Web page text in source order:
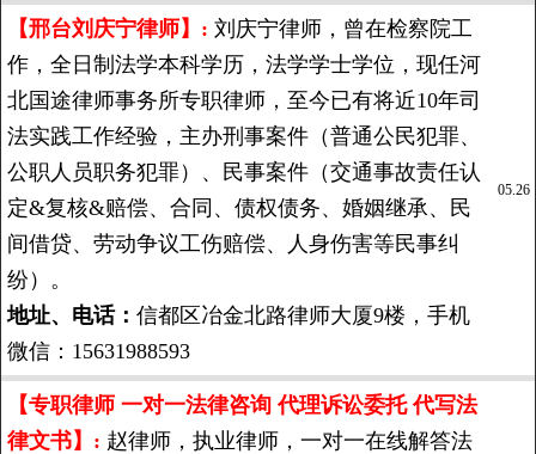
【邢台刘庆宁律师】: 刘庆宁律师，曾在检察院工
作，全日制法学本科学历，法学学士学位，现任河
北国途律师事务所专职律师，至今已有将近10年司
法实践工作经验，主办刑事案件（普通公民犯罪、
公职人员职务犯罪）、民事案件（交通事故责任认
定&复核&赔偿、合同、债权债务、婚姻继承、民
间借贷、劳动争议工伤赔偿、人身伤害等民事纠
纷）。
地址、电话： 信都区冶金北路律师大厦9楼，手机
微信：15631988593
05.26
【专职律师 一对一法律咨询 代理诉讼委托 代写法
律文书】: 赵律师，执业律师，一对一在线解答法